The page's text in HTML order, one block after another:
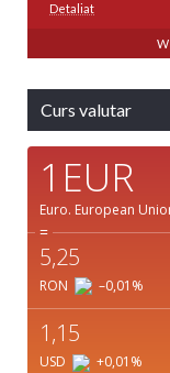
Detaliat
Curs valutar
1EUR
Euro. European
=
5,25
RON –0,01 %
1,15
USD +0,01 %